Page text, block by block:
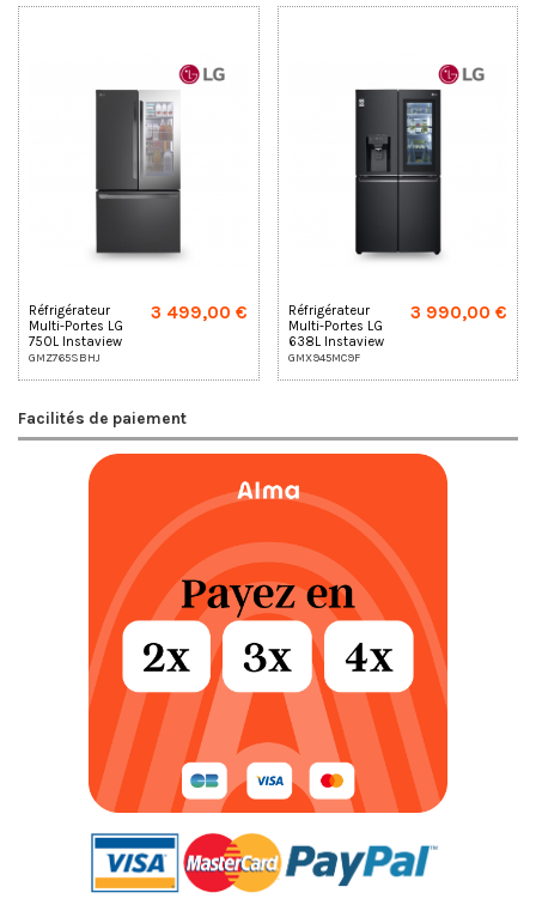
Réfrigérateur
Multi-Portes LG
750L Instaview
GMZ765SBHJ
GMZ765SBHJ
3 499,00 €
Réfrigérateur
Multi-Portes LG
638L Instaview
Door-in-Door
GMX945MC9F
3 990,00 €
Facilités de paiement